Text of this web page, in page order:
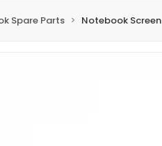
Spare Parts Notebook Screen